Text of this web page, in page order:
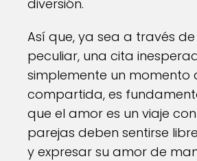
diversión.
Así que, ya sea a través
peculiar, una cita
simplemente un momento
compartida, es
que el amor es un viaje
parejas deben sentirse
y expresar su amor de